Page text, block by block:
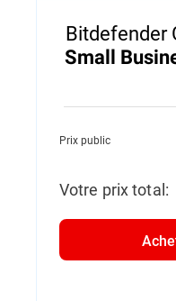
Bitdefender
Small
Prix public
Votre prix total: